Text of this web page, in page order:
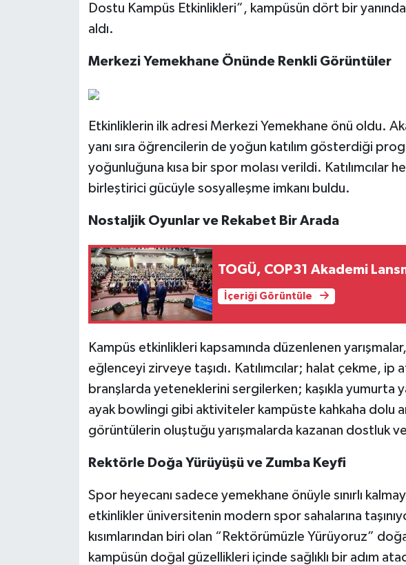
Dostu Kampüs Etkinlikleri”, kampüsün dört bir
aldı.
Merkezi Yemekhane Önünde Renkli Görüntüler
Etkinliklerin ilk adresi Merkezi Yemekhane önü oldu.
yanı sıra öğrencilerin de yoğun katılım gösterdiği
yoğunluğuna kısa bir spor molası verildi. Katılımcılar
birleştirici gücüyle sosyalleşme imkanı buldu.
Nostaljik Oyunlar ve Rekabet Bir Arada
TOGÜ, COP31 Akademi
İçeriği Görüntüle
Kampüs etkinlikleri kapsamında düzenlenen
eğlenceyi zirveye taşıdı. Katılımcılar; halat çekme,
branşlarda yeteneklerini sergilerken; kaşıkla yumurta
ayak bowlingi gibi aktiviteler kampüste kahkaha dolu
görüntülerin oluştuğu yarışmalarda kazanan dostluk
Rektörle Doğa Yürüyüşü ve Zumba Keyfi
Spor heyecanı sadece yemekhane önüyle sınırlı
etkinlikler üniversitenin modern spor sahalarına
kısımlarından biri olan “Rektörümüzle Yürüyoruz”
kampüsün doğal güzellikleri içinde sağlıklı bir adım